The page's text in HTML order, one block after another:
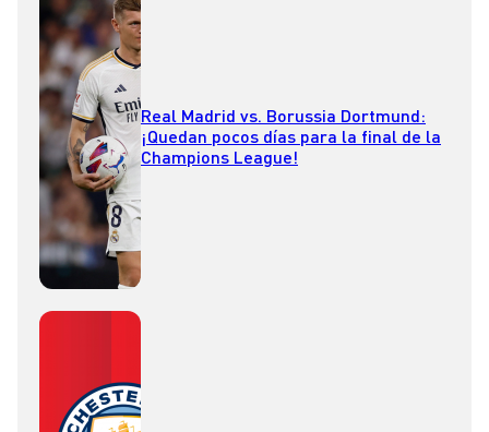
Real Madrid vs. Borussia Dortmund:
¡Quedan pocos días para la final de la
Champions League!